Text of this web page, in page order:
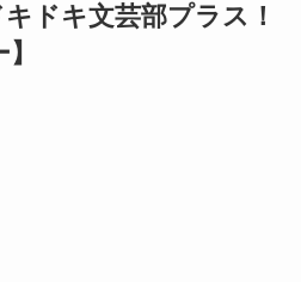
キドキ文芸部プラス！